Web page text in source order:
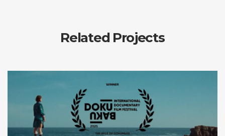
Related Projects